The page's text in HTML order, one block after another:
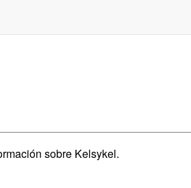
sobre Kelsykel.